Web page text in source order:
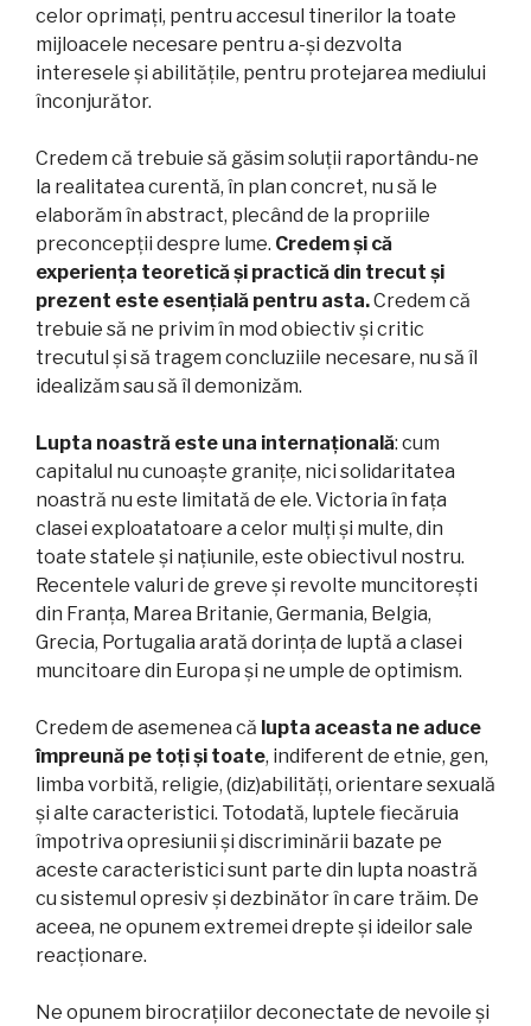
celor oprimați, pentru accesul tinerilor la toate
mijloacele necesare pentru a-și dezvolta
interesele și abilitățile, pentru protejarea mediului
înconjurător.
Credem că trebuie să găsim soluții raportându-ne
la realitatea curentă, în plan concret, nu să le
elaborăm în abstract, plecând de la propriile
preconcepții despre lume. Credem și că
experiența teoretică și practică din trecut și
prezent este esențială pentru asta.Credem că
trebuie să ne privim în mod obiectiv și critic
trecutul și să tragem concluziile necesare, nu să îl
idealizăm sau să îl demonizăm.
Lupta noastră este una internațională: cum
capitalul nu cunoaște granițe, nici solidaritatea
noastră nu este limitată de ele. Victoria în fața
clasei exploatatoare a celor mulți și multe, din
toate statele și națiunile, este obiectivul nostru.
Recentele valuri de greve și revolte muncitorești
din Franța, Marea Britanie, Germania, Belgia,
Grecia, Portugalia arată dorința de luptă a clasei
muncitoare din Europa și ne umple de optimism.
Credem de asemenea că lupta aceasta ne aduce
împreună pe toți și toate, indiferent de etnie, gen,
limba vorbită, religie, (diz)abilități, orientare sexuală
și alte caracteristici. Totodată, luptele fiecăruia
împotriva opresiunii și discriminării bazate pe
aceste caracteristici sunt parte din lupta noastră
cu sistemul opresiv și dezbinător în care trăim. De
aceea, ne opunem extremei drepte și ideilor sale
reacționare.
Ne opunem birocrațiilor deconectate de nevoile și